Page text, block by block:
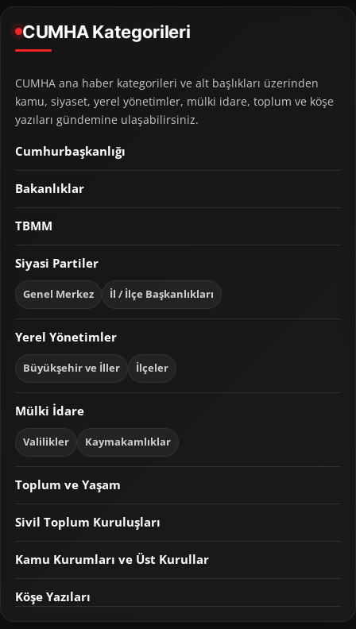
CUMHA Kategorileri
CUMHA ana haber kategorileri ve alt başlıkları üzerinden
kamu, siyaset, yerel yönetimler, mülki idare, toplum ve köşe
yazıları gündemine ulaşabilirsiniz.
Cumhurbaşkanlığı
Bakanlıklar
TBMM
Siyasi Partiler
Genel Merkez İl / İlçe Başkanlıkları
Yerel Yönetimler
Büyükşehir ve İller İlçeler
Mülki İdare
Valilikler Kaymakamlıklar
Toplum ve Yaşam
Sivil Toplum Kuruluşları
Kamu Kurumları ve Üst Kurullar
Köşe Yazıları